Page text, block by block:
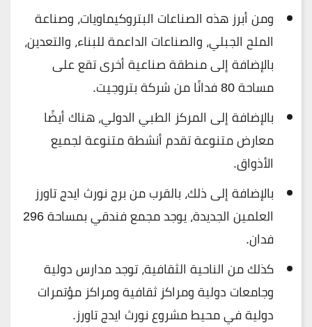
ومن أبرز هذه الصناعات البتروكيماويات، وصناعة
الملح الجبلي، والصناعات الداعمة للبناء، والتعدين،
بالإضافة إلى منطقة صناعية أخرى تقع على
مساحة 80 فدانًا من شركة بتروجيت.
بالإضافة إلى المركز الطبي الدولي، هناك أيضًا
معارض متنوعة تقدم أنشطة متنوعة لجميع
الأذواق.
بالإضافة إلى ذلك، بالقرب من برج نورث ايدج تاورز
العلمين الجديدة، يوجد مجمع فندقي بمساحة 296
فدان.
كذلك من الناحية الثقافية، توجد مدارس دولية
وجامعات دولية ومراكز ثقافية ومراكز مؤتمرات
دولية في محيط مشروع نورث ايدج تاورز.